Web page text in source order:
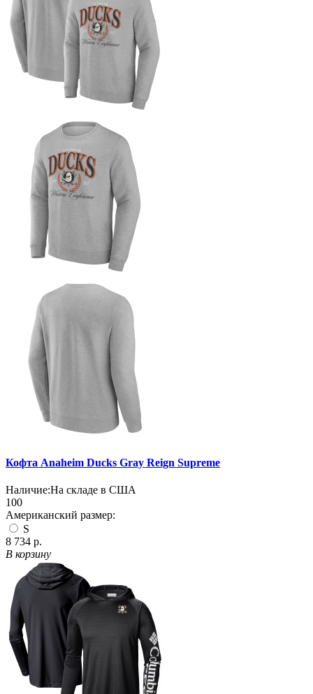
Кофта Anaheim Ducks Gray Reign Supreme
Наличие:На складе в США
100
Американский размер:
S
8 734 р.
В корзину